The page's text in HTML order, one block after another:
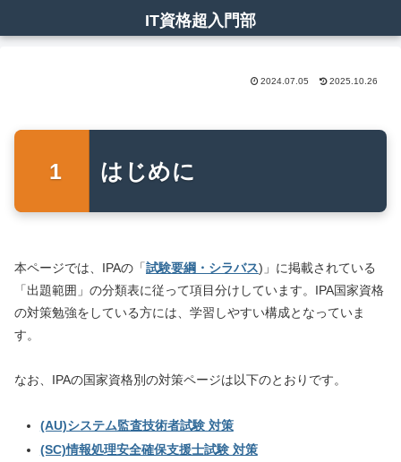
IT資格超入門部
2024.07.05 2025.10.26
はじめに
本ページでは、IPAの「試験要綱・シラバス)」に掲載されている
「出題範囲」の分類表に従って項目分けしています。IPA国家資格
の対策勉強をしている方には、学習しやすい構成となっていま
す。
なお、IPAの国家資格別の対策ページは以下のとおりです。
(AU)システム監査技術者試験 対策
(SC)情報処理安全確保支援士試験 対策